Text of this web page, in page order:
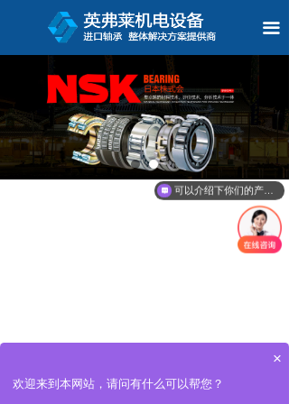
끀
可以介绍下你们的产品么
×
欢迎来到本网站，请问有什么可以帮您？